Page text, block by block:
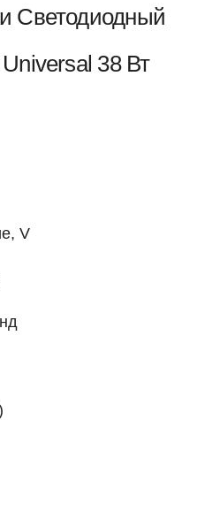
Светодиодный
38 Вт
V